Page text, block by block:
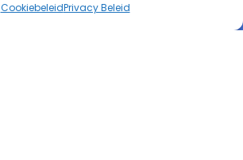
CookiebeleidPrivacy Beleid